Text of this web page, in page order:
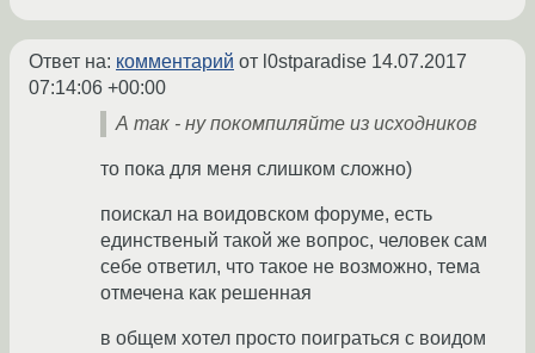
Ответ на: комментарий от l0stparadise 14.07.2017
07:14:06 +00:00
А так - ну покомпиляйте из исходников
то пока для меня слишком сложно)
поискал на воидовском форуме, есть
единственый такой же вопрос, человек сам
себе ответил, что такое не возможно, тема
отмечена как решенная
в общем хотел просто поиграться с воидом